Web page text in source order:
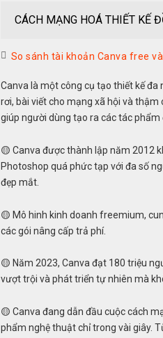
CÁCH MẠNG HOÁ THIẾT KẾ
So sánh tài khoản Canva free
Canva là một công cụ tạo thiết kế
rơi, bài viết cho mạng xã hội và
giúp người dùng tạo ra các tác phẩm
🟡 Canva được thành lập năm 2012
Photoshop quá phức tạp với đa số
đẹp mắt.
🟡 Mô hinh kinh doanh freemium,
các gói nâng cấp trả phí.
🟡 Năm 2023, Canva đạt 180 triệu
vượt trội và phát triển tự nhiên mà
🟡 Canva đang dẫn đầu cuộc cách
phẩm nghệ thuật chỉ trong vài giây.